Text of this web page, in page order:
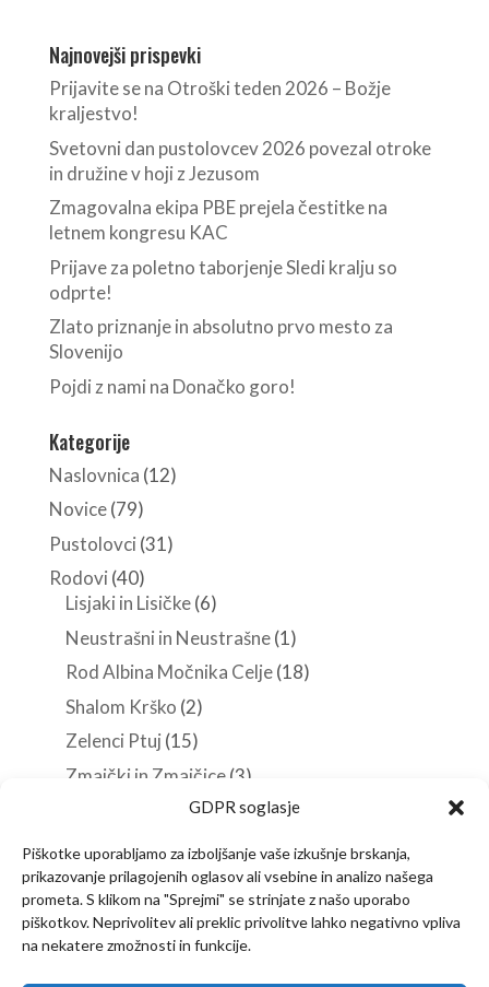
GDPR soglasje
Piškotke uporabljamo za izboljšanje vaše izkušnje brskanja,
prikazovanje prilagojenih oglasov ali vsebine in analizo našega
prometa. S klikom na "Sprejmi" se strinjate z našo uporabo
piškotkov. Neprivolitev ali preklic privolitve lahko negativno vpliva
na nekatere zmožnosti in funkcije.
Najnovejši prispevki
Prijavite se na Otroški teden 2026 – Božje
kraljestvo!
Svetovni dan pustolovcev 2026 povezal otroke
in družine v hoji z Jezusom
Zmagovalna ekipa PBE prejela čestitke na
letnem kongresu KAC
Prijave za poletno taborjenje Sledi kralju so
odprte!
Zlato priznanje in absolutno prvo mesto za
Slovenijo
Pojdi z nami na Donačko goro!
Kategorije
Naslovnica (12)
Novice(79)
Pustolovci (31)
Rodovi (40)
Lisjaki in Lisičke(6)
Neustrašni in Neustrašne(1)
Rod Albina Močnika Celje(18)
Shalom Krško (2)
Zelenci Ptuj (15)
Zmajčki in Zmajčice(3)
Stezosledci
Veščine in spretnosti(38)